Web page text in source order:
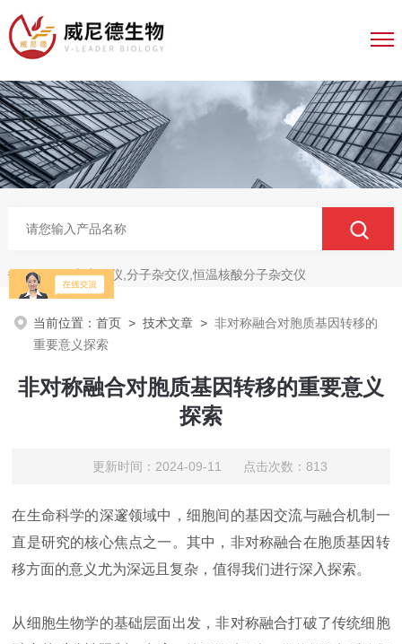
热门关键词：电穿孔仪,分子杂交仪,恒温核酸分子杂交仪
当前位置：首页 >技术文章 >非对称融合对胞质基因转移的
重要意义探索
非对称融合对胞质基因转移的重要意义
探索
更新时间：2024-09-11 点击次数：813
在生命科学的深邃领域中，细胞间的基因交流与融合机制一
直是研究的核心焦点之一。其中，非对称融合在胞质基因转
移方面的意义尤为深远且复杂，值得我们进行深入探索。
从细胞生物学的基础层面出发，非对称融合打破了传统细胞